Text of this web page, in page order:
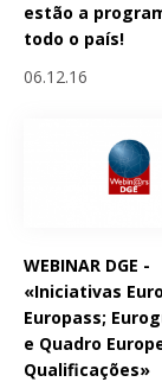
estão a
todo o país!
06.12.16
WEBINAR DGE -
«Iniciativas
Europass;
e Quadro
Qualificações»